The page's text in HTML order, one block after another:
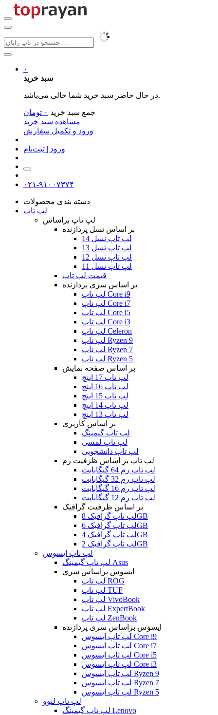
۰
سبد خرید
در حال حاضر سبد خرید شما خالی می‌باشد.
جمع سبد خرید ۰ تومان
مشاهده سبد خرید
ورود و تکمیل سفارش
ورود | ثبت‌نام
۰۲۱-۹۱۰۰۷۳۷۴
دسته بندی محصولات
لپ تاپ
لپ تاپ براساس
بر اساس نسل پردازنده
لپ تاپ نسل 14
لپ تاپ نسل 13
لپ تاپ نسل 12
لپ تاپ نسل 11
قیمت لپ تاپ
بر اساس سری پردازنده
لپ تاپ Core i9
لپ تاپ Core i7
لپ تاپ Core i5
لپ تاپ Core i3
لپ تاپ Celeron
لپ تاپ Ryzen 9
لپ تاپ Ryzen 7
لپ تاپ Ryzen 5
بر اساس صفحه نمایش
لپ تاپ 17 اینچ
لپ تاپ 16 اینچ
لپ تاپ 15 اینچ
لپ تاپ 14 اینچ
لپ تاپ 13 اینچ
بر اساس کاربری
لپ تاپ گیمینگ
لپ تاپ لمسی
لپ تاپ دانشجویی
لپ تاپ بر اساس ظرفیت رم
لپ تاپ رم 64 گیگابایت
لپ تاپ رم 32 گیگابایت
لپ تاپ رم 16 گیگابایت
لپ تاپ رم 12 گیگابایت
بر اساس ظرفیت گرافیک
لپ تاپ گرافیک 8GB
لپ تاپ گرافیک 6GB
لپ تاپ گرافیک 4GB
لپ تاپ گرافیک 2GB
لپ تاپ ایسوس
لپ تاپ گیمینگ Asus
ایسوس براساس سری
لپ تاپ ROG
لپ تاپ TUF
لپ تاپ VivoBook
لپ تاپ ExpertBook
لپ تاپ ZenBook
ایسوس براساس سری پردازنده
لپ تاپ ایسوس Core i9
لپ تاپ ایسوس Core i7
لپ تاپ ایسوس Core i5
لپ تاپ ایسوس Core i3
لپ تاپ ایسوس Ryzen 9
لپ تاپ ایسوس Ryzen 7
لپ تاپ ایسوس Ryzen 5
لپ تاپ لنوو
لپ تاپ گیمینگ Lenovo